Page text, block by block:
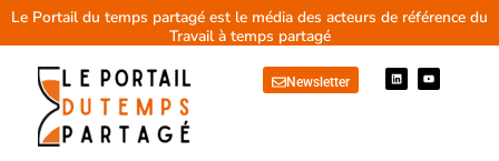
AllerLe Portail du temps partagé est le média des acteurs de référence du
Travail à temps partagé
Newsletter
L
i
n
Y
o
u